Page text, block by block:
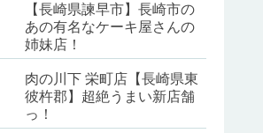
【長崎県諫早市】長崎市の
あの有名なケーキ屋さんの
姉妹店！
肉の川下 栄町店【長崎県東
彼杵郡】超絶うまい新店舗
っ！